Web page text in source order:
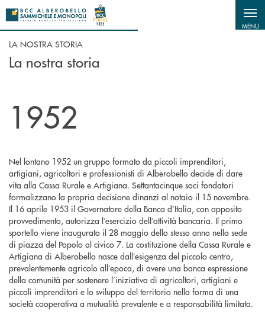
Salta al contenuto principale
MENU
LA NOSTRA STORIA
La nostra storia
1952
Nel lontano 1952 un gruppo formato da piccoli imprenditori,
artigiani, agricoltori e professionisti di Alberobello decide di dare
vita alla Cassa Rurale e Artigiana. Settantacinque soci fondatori
formalizzano la propria decisione dinanzi al notaio il 15 novembre.
Il 16 aprile 1953 il Governatore della Banca d’Italia, con apposito
provvedimento, autorizza l’esercizio dell’attività bancaria. Il primo
sportello viene inaugurato il 28 maggio dello stesso anno nella sede
di piazza del Popolo al civico 7. La costituzione della Cassa Rurale e
Artigiana di Alberobello nasce dall’esigenza del piccolo centro,
prevalentemente agricolo all’epoca, di avere una banca espressione
della comunità per sostenere l’iniziativa di agricoltori, artigiani e
piccoli imprenditori e lo sviluppo del territorio nella forma di una
società cooperativa a mutualità prevalente e a responsabilità limitata.